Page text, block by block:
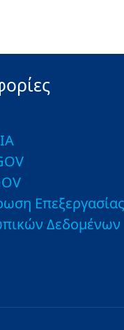
Επεξεργασίας
Δεδομένων